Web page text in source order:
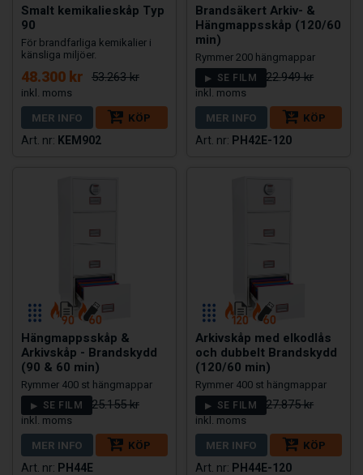
Smalt kemikalieskåp Typ
90
För brandfarliga kemikalier i
känsliga miljöer.
48.300 kr 53.263 kr
MER INFO
KÖP
KEM902
Brandsäkert Arkiv- &
Hängmappsskåp (120/60
min)
Rymmer 200 hängmappar
SE FILM
16.999 kr 22.949 kr
MER INFO
KÖP
PH42E-120
Hängmappsskåp &
Arkivskåp - Brandskydd
(90 & 60 min)
Rymmer 400 st hängmappar
SE FILM
20.124 kr 25.155 kr
MER INFO
KÖP
PH44E
Arkivskåp med elkodlås
och dubbelt Brandskydd
(120/60 min)
Rymmer 400 st hängmappar
SE FILM
23.925 kr 27.875 kr
MER INFO
KÖP
PH44E-120